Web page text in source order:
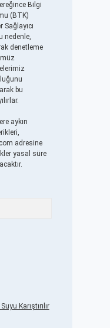
Bilgi
(BTK)
nedenle,
denetleme
bu
aykırı
adresine
yasal süre
Karıştırılır